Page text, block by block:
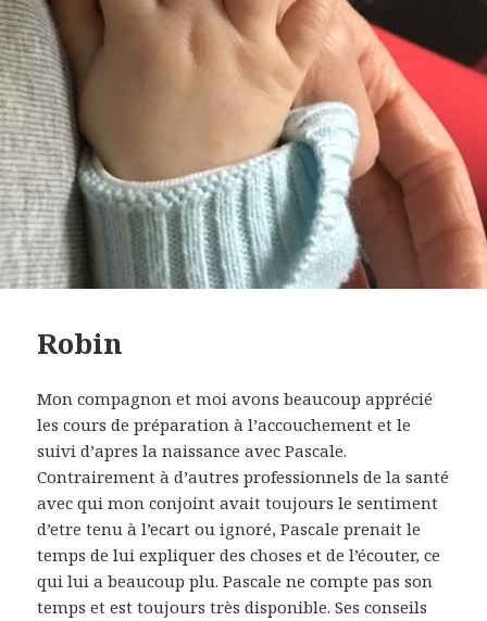
Robin
Mon compagnon et moi avons beaucoup apprécié
les cours de préparation à l’accouchement et le
suivi d’apres la naissance avec Pascale.
Contrairement à d’autres professionnels de la santé
avec qui mon conjoint avait toujours le sentiment
d’etre tenu à l’ecart ou ignoré, Pascale prenait le
temps de lui expliquer des choses et de l’écouter, ce
qui lui a beaucoup plu. Pascale ne compte pas son
temps et est toujours très disponible. Ses conseils